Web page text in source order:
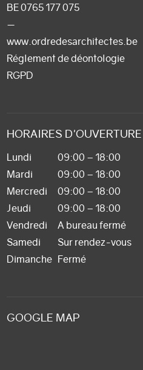
BE 0765 177 075
—
www.ordredesarchitectes.be
Réglement de déontologie
RGPD
HORAIRES D'OUVERTURE
Lundi
09:00 – 18:00
Mardi
09:00 – 18:00
Mercredi
09:00 – 18:00
Jeudi
09:00 – 18:00
Vendredi
A bureau fermé
Samedi
Sur rendez-vous
Dimanche Fermé
GOOGLE MAP